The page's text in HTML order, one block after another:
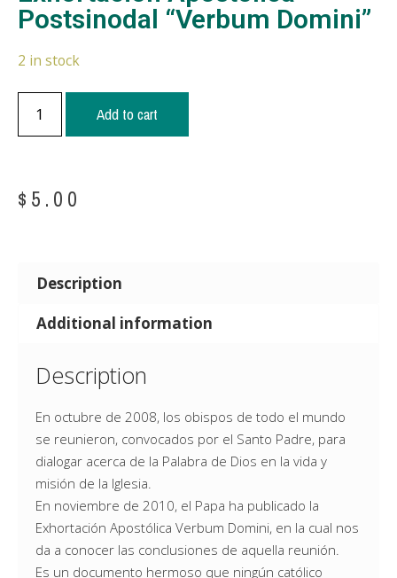
Postsinodal “Verbum Domini”
2 in stock
Add to cart
$ 5.00
Description
Additional information
Description
En octubre de 2008, los obispos de todo el mundo
se reunieron, convocados por el Santo Padre, para
dialogar acerca de la Palabra de Dios en la vida y
misión de la Iglesia.
En noviembre de 2010, el Papa ha publicado la
Exhortación Apostólica Verbum Domini, en la cual nos
da a conocer las conclusiones de aquella reunión.
Es un documento hermoso que ningún católico